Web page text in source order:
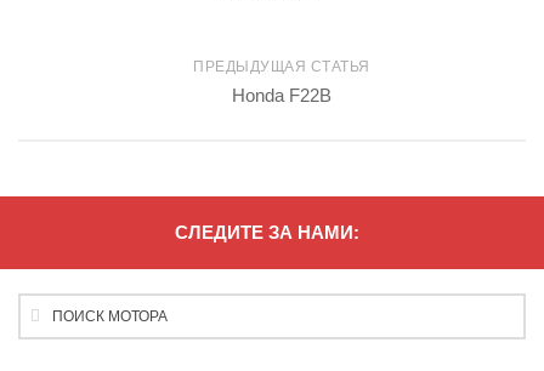
ПРЕДЫДУЩАЯ СТАТЬЯ
Honda F22B
СЛЕДИТЕ ЗА НАМИ: